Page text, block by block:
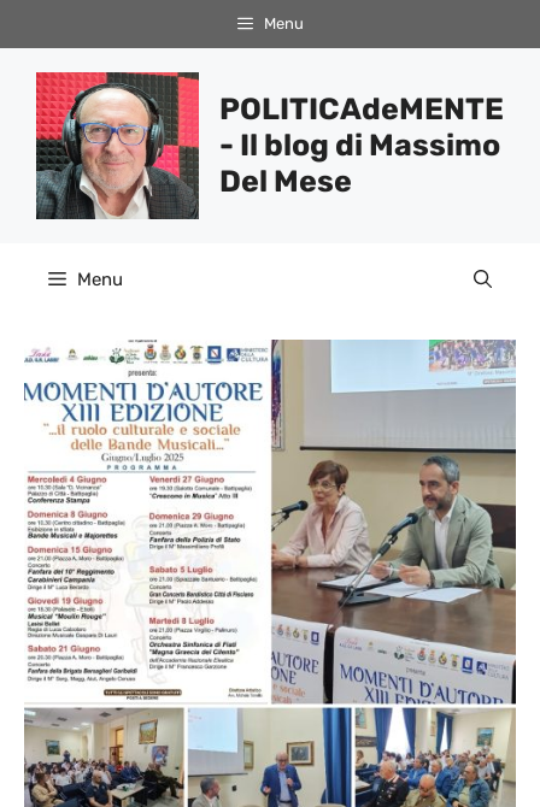
al
contenuto
Menu
POLITICAdeMENTE
- Il blog di Massimo
Del Mese
Menu